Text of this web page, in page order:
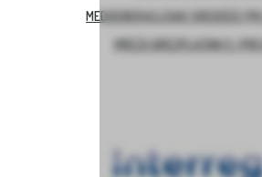
MEDGENERACIJSKO SREDIŠČE
MREŽA BREZPLAČNIH E-